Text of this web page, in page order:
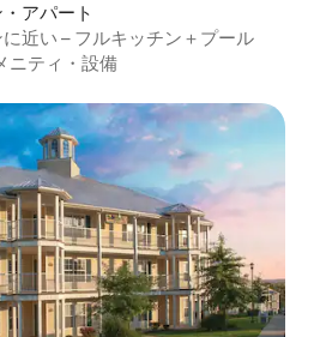
アパート
近い – フルキッチン＋プール
ニティ・設備